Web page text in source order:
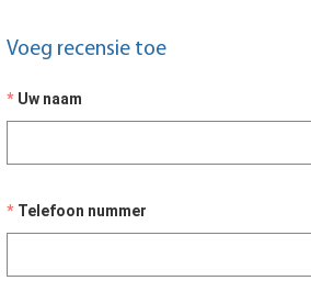
Voeg recensie toe
Uw naam
Telefoon nummer